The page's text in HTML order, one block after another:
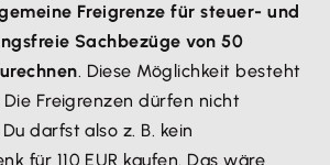
Freigrenze für steuer- und
Sachbezüge von 50
. Diese Möglichkeit besteht
Freigrenzen dürfen nicht
darfst also z. B. kein
für 110 EUR kaufen. Das wäre